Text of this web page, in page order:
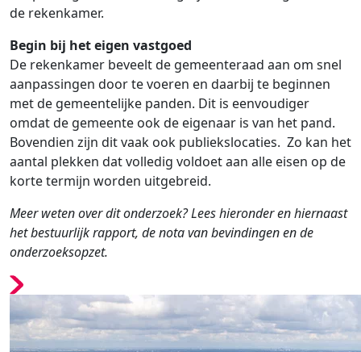
de rekenkamer.
Begin bij het eigen vastgoed
De rekenkamer beveelt de gemeenteraad aan om snel
aanpassingen doortevoeren en daarbij te beginnen
met de gemeentelijke panden. Dit is eenvoudiger
omdat de gemeente ook de eigenaar is van het pand.
Bovendien zijn dit vaak ook publiekslocaties. Zo kan het
aantal plekken dat volledig voldoet aan alle eisen op de
korte termijn worden uitgebreid.
Meer weten over dit onderzoek? Lees hieronder en hiernaast
het bestuurlijk rapport, de nota van bevindingen en de
onderzoeksopzet.